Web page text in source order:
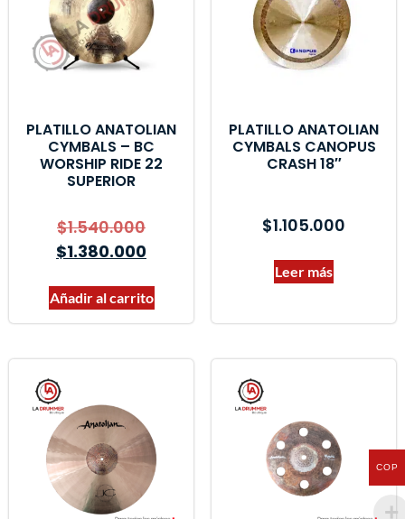
PLATILLO ANATOLIAN
CYMBALS – BC
WORSHIP RIDE 22
SUPERIOR
$1.540.000
$1.380.000
Añadir al carrito
PLATILLO ANATOLIAN
CYMBALS CANOPUS
CRASH 18″
$1.105.000
Leer más
COP